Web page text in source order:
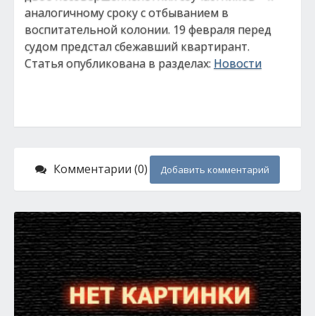
аналогичному сроку с отбыванием в
воспитательной колонии. 19 февраля перед
судом предстал сбежавший квартирант.
Статья опубликована в разделах: Новости
Комментарии (0) Добавить комментарий